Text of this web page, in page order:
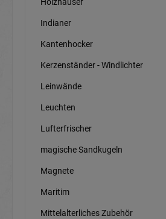
Indianer
Kantenhocker
Kerzenständer - Windlichter
Leinwände
Leuchten
Lufterfrischer
magische Sandkugeln
Magnete
Maritim
Mittelalterliches Zubehör